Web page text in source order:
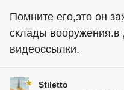
Помните его,это он
склады вооружения.в
видеоссылки.
Stiletto